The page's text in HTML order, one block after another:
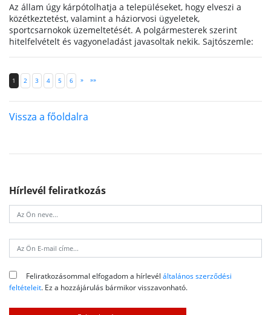
Az állam úgy kárpótolhatja a településeket, hogy elveszi a
közétkeztetést, valamint a háziorvosi ügyeletek,
sportcsarnokok üzemeltetését. A polgármesterek szerint
hitelfelvételt és vagyoneladást javasoltak nekik. Sajtószemle:
1 2 3 4 5 6 » »»
Vissza a főoldalra
Hírlevél feliratkozás
Feliratkozásommal elfogadom a hírlevél általános szerződési
feltételeit. Ez a hozzájárulás bármikor visszavonható.